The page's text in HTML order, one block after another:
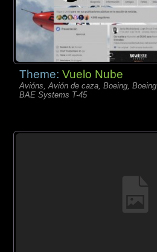
Theme:Vuelo Nube
Avións, Avión de caza, Boeing, Boeing
BAE Systems T-45